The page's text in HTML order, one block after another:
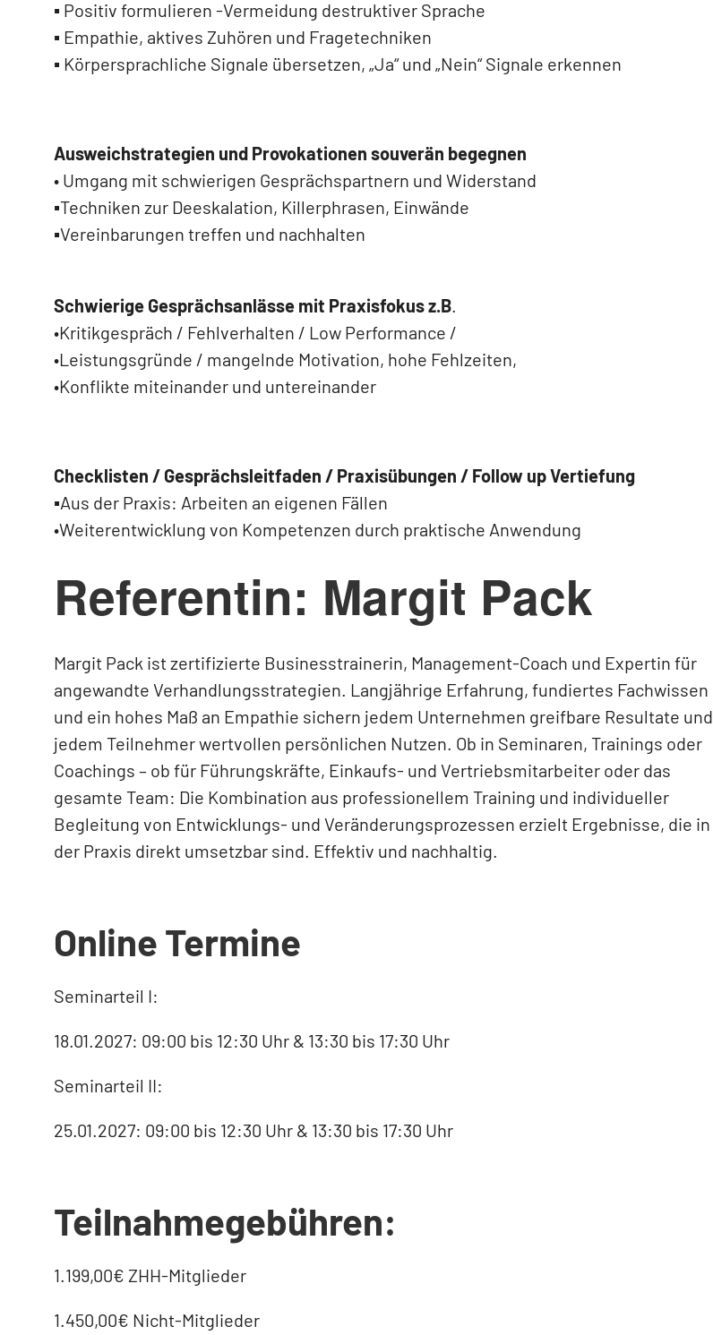
▪ Positiv formulieren -Vermeidung destruktiver Sprache
▪ Empathie, aktives Zuhören und Fragetechniken
▪ Körpersprachliche Signale übersetzen, „Ja“ und „Nein“ Signale erkennen
Ausweichstrategien und Provokationen souverän begegnen
• Umgang mit schwierigen Gesprächspartnern und Widerstand
▪Techniken zur Deeskalation, Killerphrasen, Einwände
▪Vereinbarungen treffen und nachhalten
Schwierige Gesprächsanlässe mit Praxisfokus z.B.
•Kritikgespräch / Fehlverhalten / Low Performance /
•Leistungsgründe / mangelnde Motivation, hohe Fehlzeiten,
•Konflikte miteinander und untereinander
Checklisten / Gesprächsleitfaden / Praxisübungen / Follow up Vertiefung
▪Aus der Praxis: Arbeiten an eigenen Fällen
•Weiterentwicklung von Kompetenzen durch praktische Anwendung
Referentin: Margit Pack
Margit Pack ist zertifizierte Businesstrainerin, Management-Coach und Expertin für
angewandte Verhandlungsstrategien. Langjährige Erfahrung, fundiertes Fachwissen
und ein hohes Maß an Empathie sichern jedem Unternehmen greifbare Resultate und
jedem Teilnehmer wertvollen persönlichen Nutzen. Ob in Seminaren, Trainings oder
Coachings – ob für Führungskräfte, Einkaufs- und Vertriebsmitarbeiter oder das
gesamte Team: Die Kombination aus professionellem Training und individueller
Begleitung von Entwicklungs- und Veränderungsprozessen erzielt Ergebnisse, die in
der Praxis direkt umsetzbar sind. Effektiv und nachhaltig.
Online Termine
Seminarteil I:
18.01.2027: 09:00 bis 12:30 Uhr & 13:30 bis 17:30 Uhr
Seminarteil II:
25.01.2027: 09:00 bis 12:30 Uhr & 13:30 bis 17:30 Uhr
Teilnahmegebühren:
1.199,00€ ZHH-Mitglieder
1.450,00€ Nicht-Mitglieder